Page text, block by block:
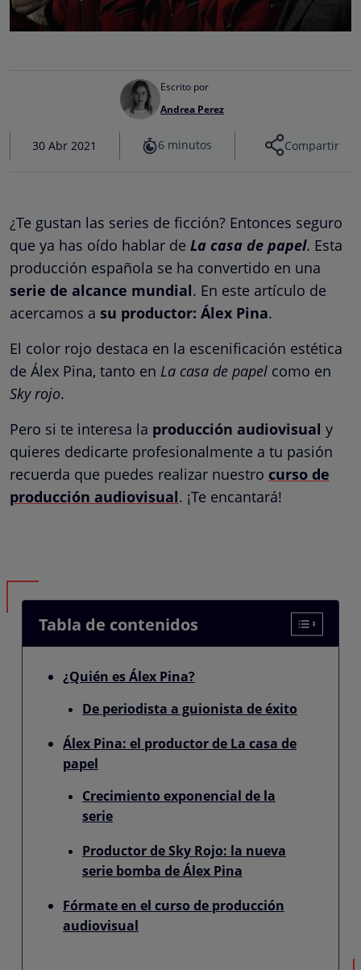
Escrito por
Andrea Perez
30 Abr 2021 6 minutos Compartir
¿Te gustan las series de ficción? Entonces seguro
que ya has oído hablar de La casa de papel. Esta
producción española se ha convertido en una
serie de alcance mundial. En este artículo de
acercamos a su productor: Álex Pina.
El color rojo destaca en la escenificación estética
de Álex Pina, tanto en La casa de papel como en
Sky rojo.
Pero si te interesa la producción audiovisual y
quieres dedicarte profesionalmente a tu pasión
recuerda que puedes realizar nuestro curso de
producción audiovisual. ¡Te encantará!
Tabla de contenidos
¿Quién es Álex Pina?
De periodista a guionista de éxito
Álex Pina: el productor de La casa de
papel
Crecimiento exponencial de la
serie
Productor de Sky Rojo: la nueva
serie bomba de Álex Pina
Fórmate en el curso de producción
audiovisual